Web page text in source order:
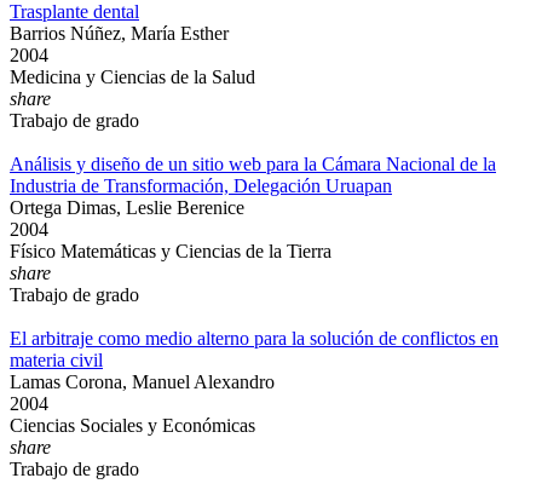
Trasplante dental
Barrios Núñez, María Esther
2004
Medicina y Ciencias de la Salud
share
Trabajo de grado
Análisis y diseño de un sitio web para la Cámara Nacional de la
Industria de Transformación, Delegación Uruapan
Ortega Dimas, Leslie Berenice
2004
Físico Matemáticas y Ciencias de la Tierra
share
Trabajo de grado
El arbitraje como medio alterno para la solución de conflictos en
materia civil
Lamas Corona, Manuel Alexandro
2004
Ciencias Sociales y Económicas
share
Trabajo de grado